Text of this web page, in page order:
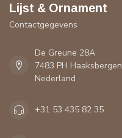
Lijst & Ornament
Contactgegevens
De Greune 28A
7483 PH Haaksbergen
Nederland
+31 53 435 82 35